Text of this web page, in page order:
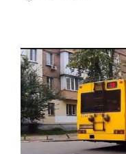
О
В
Н
И
Й
Ч
А
С
Ч
И
Т